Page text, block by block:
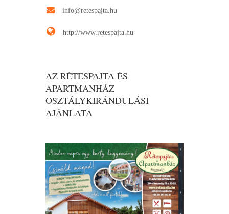
info@retespajta.hu
http://www.retespajta.hu
AZ RÉTESPAJTA ÉS
APARTMANHÁZ
OSZTÁLYKIRÁNDULÁSI
AJÁNLATA